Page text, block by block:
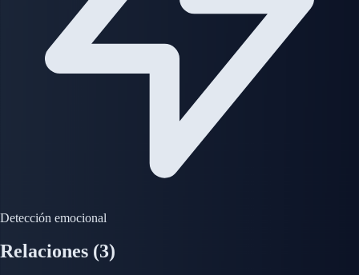
Detección emocional
Relaciones (3)